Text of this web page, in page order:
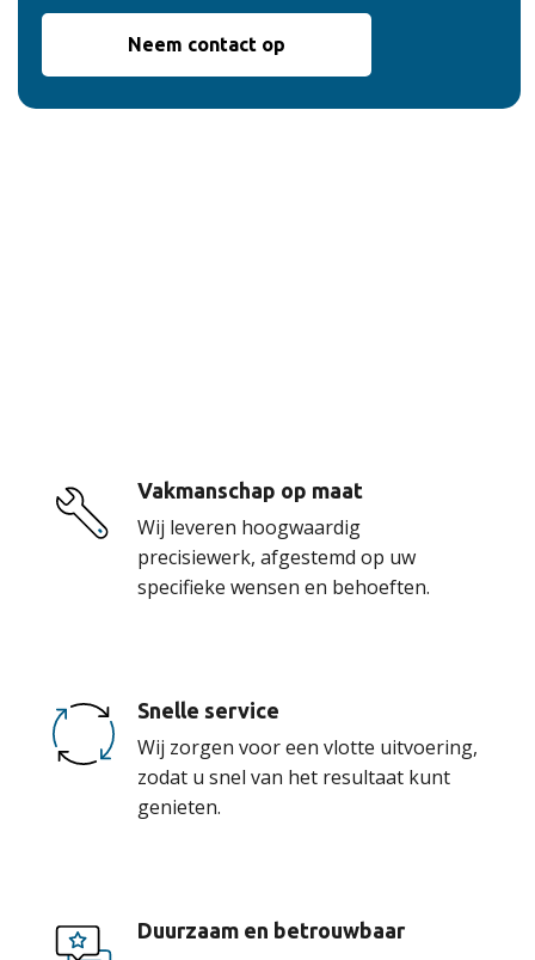
Neem contact op
Vakmanschap op maat
Wij leveren hoogwaardig
precisiewerk, afgestemd op uw
specifieke wensen en behoeften.
Snelle service
Wij zorgen voor een vlotte uitvoering,
zodat u snel van het resultaat kunt
genieten.
Duurzaam en betrouwbaar